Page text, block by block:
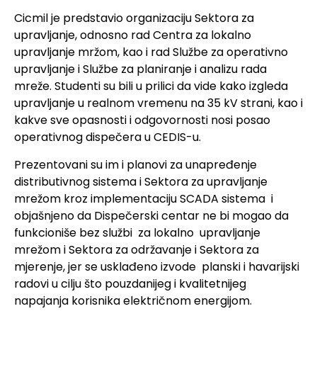
Cicmil je predstavio organizaciju Sektora za
upravljanje, odnosno rad Centra za lokalno
upravljanje mržom, kao i rad Službe za operativno
upravljanje i Službe za planiranje i analizu rada
mreže. Studenti su bili u prilici da vide kako izgleda
upravljanje u realnom vremenu na 35 kV strani, kao i
kakve sve opasnosti i odgovornosti nosi posao
operativnog dispečera u CEDIS-u.
Prezentovani su im i planovi za unapređenje
distributivnog sistema i Sektora za upravljanje
mrežom kroz implementaciju SCADA sistema i
objašnjeno da Dispečerski centar ne bi mogao da
funkcioniše bez službi za lokalno upravljanje
mrežom i Sektora za održavanje i Sektora za
mjerenje, jer se usklađeno izvode planski i havarijski
radovi u cilju što pouzdanijeg i kvalitetnijeg
napajanja korisnika električnom energijom.